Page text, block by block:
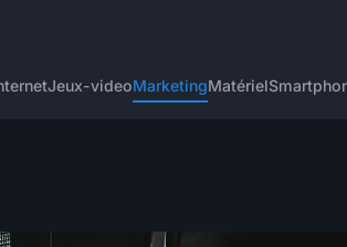
Jeux-videoMarketingMatériel